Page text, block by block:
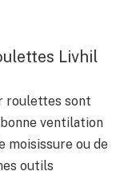
Livhil
roulettes sont
ventilation
moisissure ou de
outils